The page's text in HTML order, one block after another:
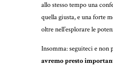
allo stesso tempo una
quella giusta, e una forte
oltre nell’esplorare le
Insomma: seguiteci e non
avremo presto